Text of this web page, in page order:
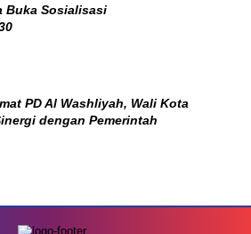
Buka Sosialisasi
PD Al Washliyah, Wali Kota
dengan Pemerintah